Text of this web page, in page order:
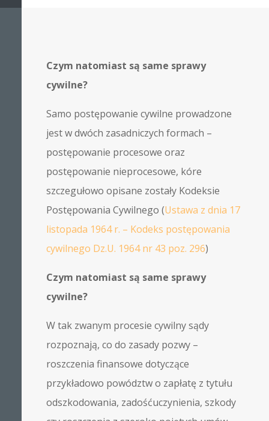
Czym natomiast są same sprawy
cywilne?
Samo postępowanie cywilne prowadzone
jest w dwóch zasadniczych formach –
postępowanie procesowe oraz
postępowanie nieprocesowe, kóre
szczegułowo opisane zostały Kodeksie
Postępowania Cywilnego (Ustawa z dnia 17
listopada 1964 r. – Kodeks postępowania
cywilnego Dz.U. 1964 nr 43 poz. 296)
Czym natomiast są same sprawy
cywilne?
W tak zwanym procesie cywilny sądy
rozpoznają, co do zasady pozwy –
roszczenia finansowe dotyczące
przykładowo powództw o zapłatę z tytułu
odszkodowania, zadośćuczynienia, szkody